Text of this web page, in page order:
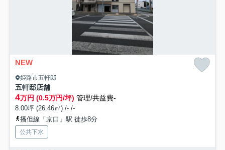
NEW
姫路市五軒邸
五軒邸店舗
4万円 (0.5万円/坪) 管理/共益費-
8.00坪 (26.46㎡) /- /-
播但線「京口」駅 徒歩8分
公共下水